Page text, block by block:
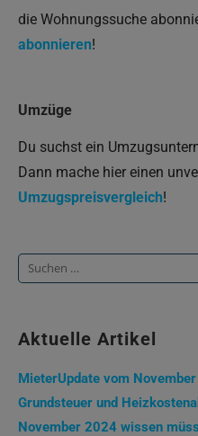
die Wohnungssuche
abonnieren!
Umzüge
Du suchst ein
Dann mache hier einen
Umzugspreisvergleich!
Suche
Aktuelle Artikel
MieterUpdate vom
Grundsteuer und
November 2024 wissen